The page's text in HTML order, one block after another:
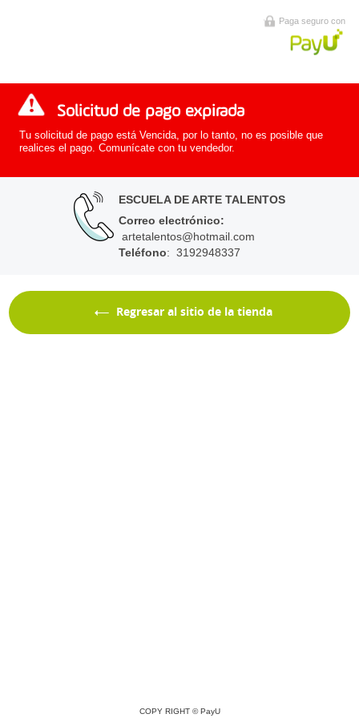
Paga seguro con
Solicitud de pago expirada
Tu solicitud de pago está Vencida, por lo tanto, no es posible que
realices el pago. Comunícate con tu vendedor.
ESCUELA DE ARTE TALENTOS
Correo electrónico:
artetalentos@hotmail.com
Teléfono: 3192948337
Regresar al sitio de la tienda
COPY RIGHT ©PayU